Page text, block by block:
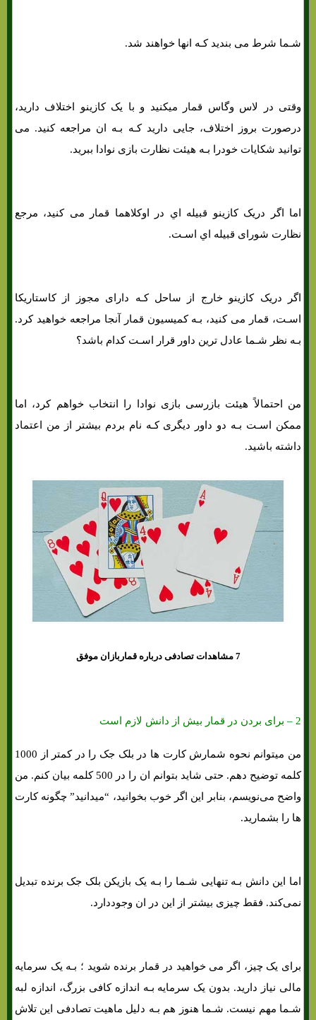
شـما شرط می بندید کـه انها خواهند شد.
وقتی در لاس وگاس قمار میکنید و با یک کازینو اختلاف دارید،
درصورت بروز اختلاف، جایی دارید کـه بـه ان مراجعه کنید. می
توانید شکایات خودرا بـه هیئت نظارت بازی نوادا ببرید.
اما اگر دریک کازینو قبیله اي در اوکلاهما قمار می کنید، مرجع
نظارت شورای قبیله اي اسـت.
اگر دریک کازینو خارج از ساحل کـه دارای مجوز از کاستاریکا
اسـت، قمار می کنید، بـه کمیسیون قمار آنجا مراجعه خواهید کرد.
بـه نظر شـما عادل ترین داور قرار اسـت کدام باشد؟
من احتمالاً هیئت بازرسی بازی نوادا را انتخاب خواهم کرد، اما
ممکن اسـت بـه دو داور دیگری کـه نام بردم بیشتر از من اعتماد
داشته باشید.
7 مشاهدات تصادفی درباره قماربازان موفق
2 – برای بردن در قمار بیش از دانش لازم است
من میتوانم نحوه شمارش کارت ها در بلک جک را در کمتر از 1000
کلمه توضیح دهم. حتی شاید بتوانم ان را در 500 کلمه بیان کنم. من
واضح می‌نویسم، بنابر این اگر خوب بخوانید، “میدانید” چگونه کارت
ها را بشمارید.
اما این دانش بـه تنهایی شـما را بـه یک بازیکن بلک جک برنده تبدیل
نمی‌کند. فقط چیزی بیشتر از این در ان وجوددارد.
برای یک چیز، اگر می خواهید در قمار برنده شوید ؛ بـه یک سرمایه
مالی نیاز دارید. بدون یک سرمایه بـه اندازه کافی بزرگ، اندازه لبه
شـما مهم نیست. شـما هنوز هم بـه دلیل ماهیت تصادفی این تلاش